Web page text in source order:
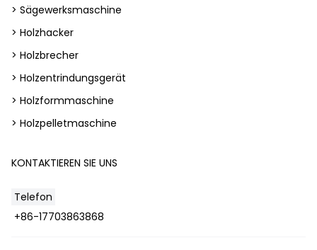
> Sägewerksmaschine
> Holzhacker
> Holzbrecher
> Holzentrindungsgerät
> Holzformmaschine
> Holzpelletmaschine
KONTAKTIEREN SIE UNS
Telefon
+86-17703863868